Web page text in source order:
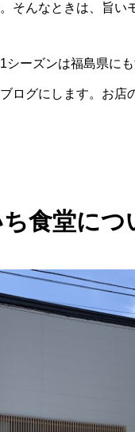
そんなときは、旨い
ーズンは福島県に
ログにします。お店
食堂につ